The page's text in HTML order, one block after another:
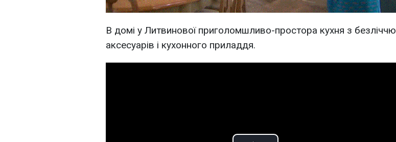
В домі у Литвинової приголомшливо-простора кухня з безліччю
аксесуарів і кухонного приладдя.